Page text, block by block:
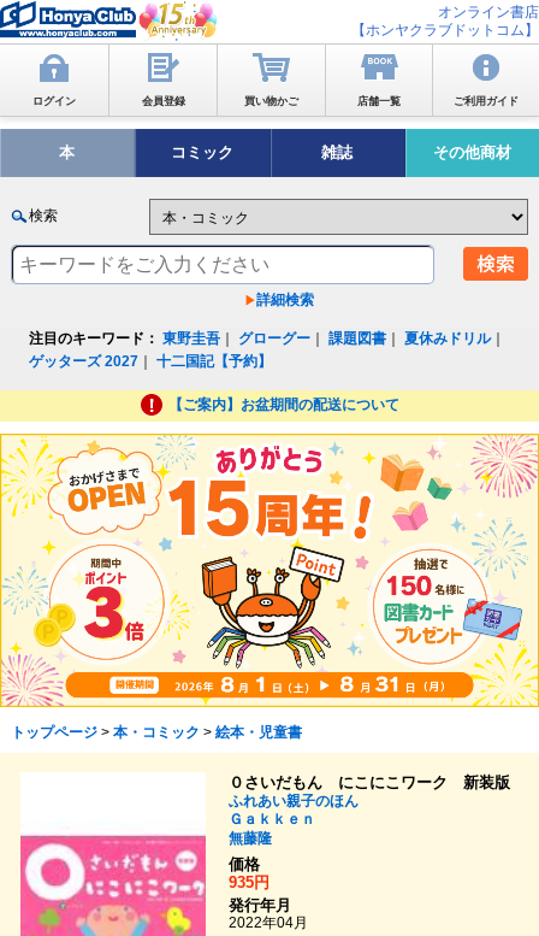
オンライン書店
【ホンヤクラブドットコム】
ログイン 会員登録 買い物かご 店舗一覧 ご利用ガイド
本 コミック 雑誌 その他商材
検索
詳細検索
注目のキーワード： 東野圭吾 グローグー ｜課題図書 ｜夏休みドリル｜
ゲッターズ 2027 ｜十二国記【予約】
【ご案内】お盆期間の配送について
トップページ> 本・コミック > 絵本・児童書
０さいだもん にこにこワーク 新装版
ふれあい親子のほん
Ｇａｋｋｅｎ
無藤隆
価格
935円
発行年月
2022年04月